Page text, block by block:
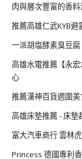
肉與層次豐富的香
推薦高雄仁武KYB
一派胡塩酵素臭豆
高雄水電推薦【永
心
推薦漢神百貨週圍
高雄床墊推薦 - 床
富大汽車商行 雲林
Princess 德國專利